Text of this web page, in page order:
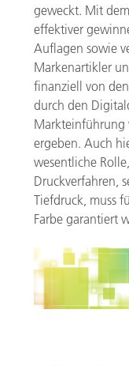
geweckt. Mit
effektiver
Auflagen sowie
Markenartikler
finanziell von
durch den
Markteinführung
ergeben. Auch
wesentliche
Druckverfahren,
Tiefdruck, muss
Farbe garantiert